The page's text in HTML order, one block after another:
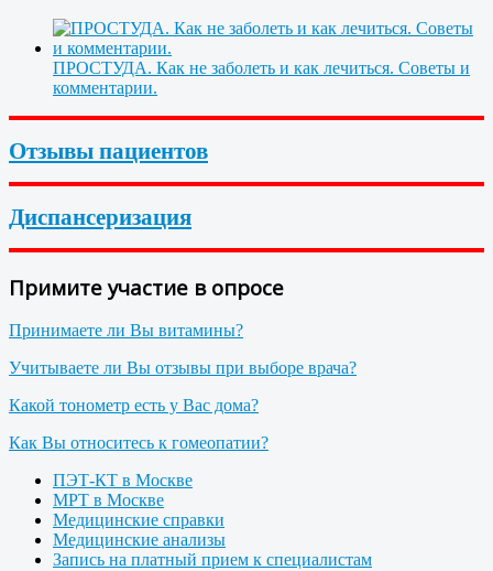
ПРОСТУДА. Как не заболеть и как лечиться. Советы и
комментарии.
Отзывы пациентов
Диспансеризация
Примите участие в опросе
Принимаете ли Вы витамины?
Учитываете ли Вы отзывы при выборе врача?
Какой тонометр есть у Вас дома?
Как Вы относитесь к гомеопатии?
ПЭТ-КТ в Москве
МРТ в Москве
Медицинские справки
Медицинские анализы
Запись на платный прием к специалистам